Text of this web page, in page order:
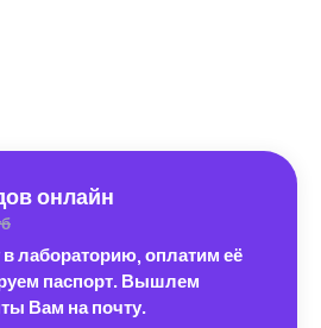
онлайн
лабораторию, оплатим её
паспорт. Вышлем
Вам на почту.